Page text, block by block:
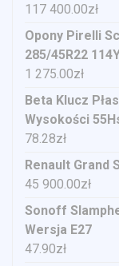
117 400.00zł
Opony Pirelli
285/45R22
1 275.00zł
Beta Klucz
Wysokości
78.28zł
Renault Grand
45 900.00zł
Sonoff
Wersja E27
47.90zł